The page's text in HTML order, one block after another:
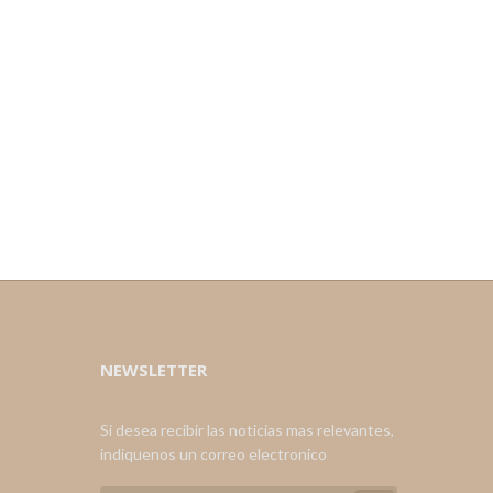
NEWSLETTER
Si desea recibir las noticias mas relevantes,
indiquenos un correo electronico